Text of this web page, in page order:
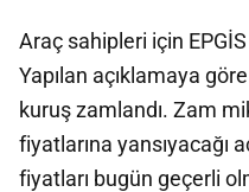
Araç sahipleri için EPGİS
Yapılan açıklamaya
kuruş zamlandı. Zam
fiyatlarına yansıyacağı
fiyatları bugün geçerli